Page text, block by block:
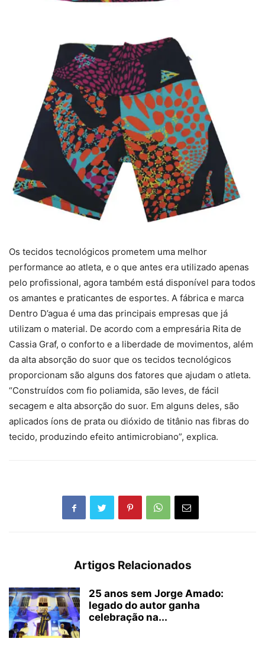
Os tecidos tecnológicos prometem uma melhor
performance ao atleta, e o que antes era utilizado apenas
pelo profissional, agora também está disponível para todos
os amantes e praticantes de esportes. A fábrica e marca
Dentro D’agua é uma das principais empresas que já
utilizam o material. De acordo com a empresária Rita de
Cassia Graf, o conforto e a liberdade de movimentos, além
da alta absorção do suor que os tecidos tecnológicos
proporcionam são alguns dos fatores que ajudam o atleta.
“Construídos com fio poliamida, são leves, de fácil
secagem e alta absorção do suor. Em alguns deles, são
aplicados íons de prata ou dióxido de titânio nas fibras do
tecido, produzindo efeito antimicrobiano”, explica.
Artigos Relacionados
25 anos sem Jorge Amado:
legado do autor ganha
celebração na...